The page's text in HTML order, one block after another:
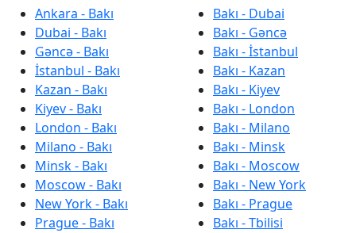
Ankara - Bakı
Dubai - Bakı
Gəncə - Bakı
İstanbul - Bakı
Kazan - Bakı
Kiyev - Bakı
London - Bakı
Milano - Bakı
Minsk - Bakı
Moscow - Bakı
New York - Bakı
Prague - Bakı
Bakı - Dubai
Bakı - Gəncə
Bakı - İstanbul
Bakı - Kazan
Bakı - Kiyev
Bakı - London
Bakı - Milano
Bakı - Minsk
Bakı - Moscow
Bakı - New York
Bakı - Prague
Bakı - Tbilisi